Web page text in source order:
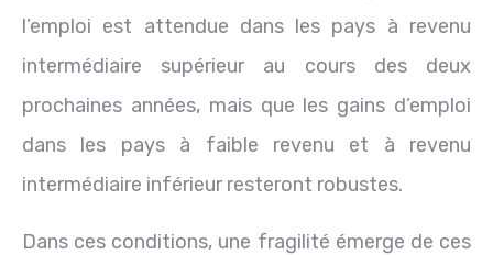
l’emploi est attendue dans les pays à revenu
intermédiaire supérieur au cours des deux
prochaines années, mais que les gains d’emploi
dans les pays à faible revenu et à revenu
intermédiaire inférieur resteront robustes.
Dans ces conditions, une fragilité émerge de ces